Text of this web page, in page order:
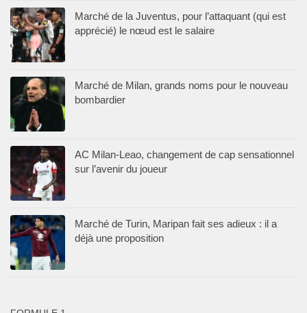
Marché de la Juventus, pour l’attaquant (qui est
apprécié) le nœud est le salaire
Marché de Milan, grands noms pour le nouveau
bombardier
AC Milan-Leao, changement de cap sensationnel
sur l’avenir du joueur
Marché de Turin, Maripan fait ses adieux : il a
déjà une proposition